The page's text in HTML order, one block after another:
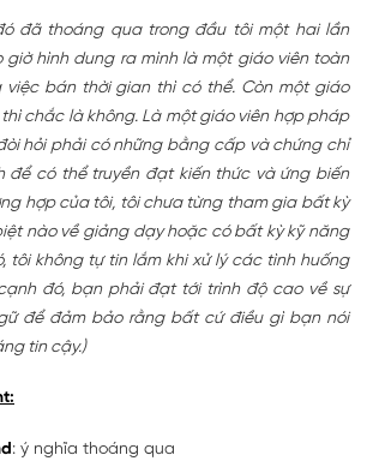
đã thoáng qua trong đầu tôi một hai lần
hình dung ra mình là một giáo viên toàn
việc bán thời gian thì có thể. Còn một giáo
chắc là không. Là một giáo viên hợp pháp
hỏi phải có những bằng cấp và chứng chỉ
để có thể truyền đạt kiến ​​thức và ứng biến
hợp của tôi, tôi chưa từng tham gia bất kỳ
nào về giảng dạy hoặc có bất kỳ kỹ năng
tôi không tự tin lắm khi xử lý các tình huống
đó, bạn phải đạt tới trình độ cao về sự
để đảm bảo rằng bất cứ điều gì bạn nói
tin cậy.)
: ý nghĩa thoáng qua